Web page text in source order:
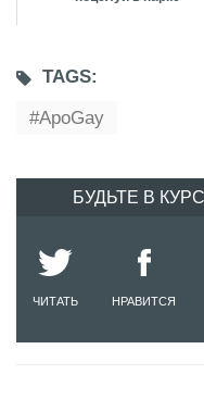
TAGS:
ApoGay
БУДЬТЕ В
ЧИТАТЬ НРАВИТСЯ